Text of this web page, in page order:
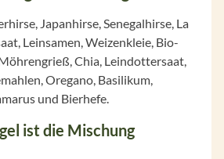
Japanhirse, Senegalhirse, La
Leinsamen, Weizenkleie, Bio-
Chia, Leindottersaat,
Oregano, Basilikum,
und Bierhefe.
ist die Mischung